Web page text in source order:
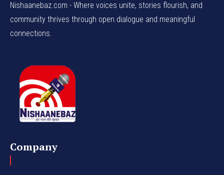
Nishaanebaz.com - Where voices unite, stories flourish, and
community thrives through open dialogue and meaningful
connections.
Company